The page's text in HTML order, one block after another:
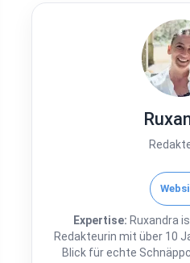
Expertise: Ruxandra
Redakteurin mit über 10
Blick für echte